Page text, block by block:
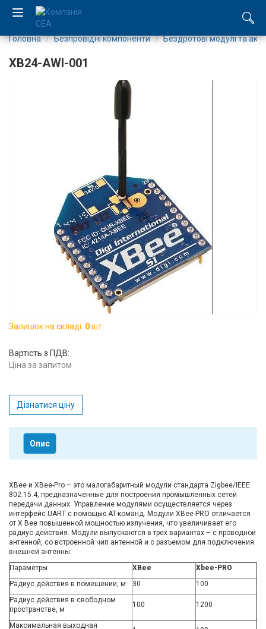
Послуги
Новини
Вакансії
авторизація
Виробники
Контакти
Тех.
Підтримка
Блог
Головна Безпровідні компоненти Бездротові модулі та
XB24-AWI-001
Залишок на складі: 0шт.
Вартість з ПДВ:
Ціна за запитом
Дізнатися ціну
Опис
XBee и XBee-Pro – это малогабаритный модули стандарта Zigbee/IEEE
802.15.4, предназначенные для построения промышленных сетей
передачи данных. Управление модулями осуществляется через
интерфейс UART с помощью AT-команд. Модули XBee-PRO отличается
от X Bee повышенной мощностью излучения, что увеличивает его
радиус действия. Модули выпускаются в трех вариантах – с проводной
антенной, со встроенной чип антенной и с разъемом для подключения
внешней антенны.
Параметры
XBee
Xbee-PRO
Радиус действия в помещении, м
30
100
Радиус действия в свободном
пространстве, м
100 1200
Максимальная выходная